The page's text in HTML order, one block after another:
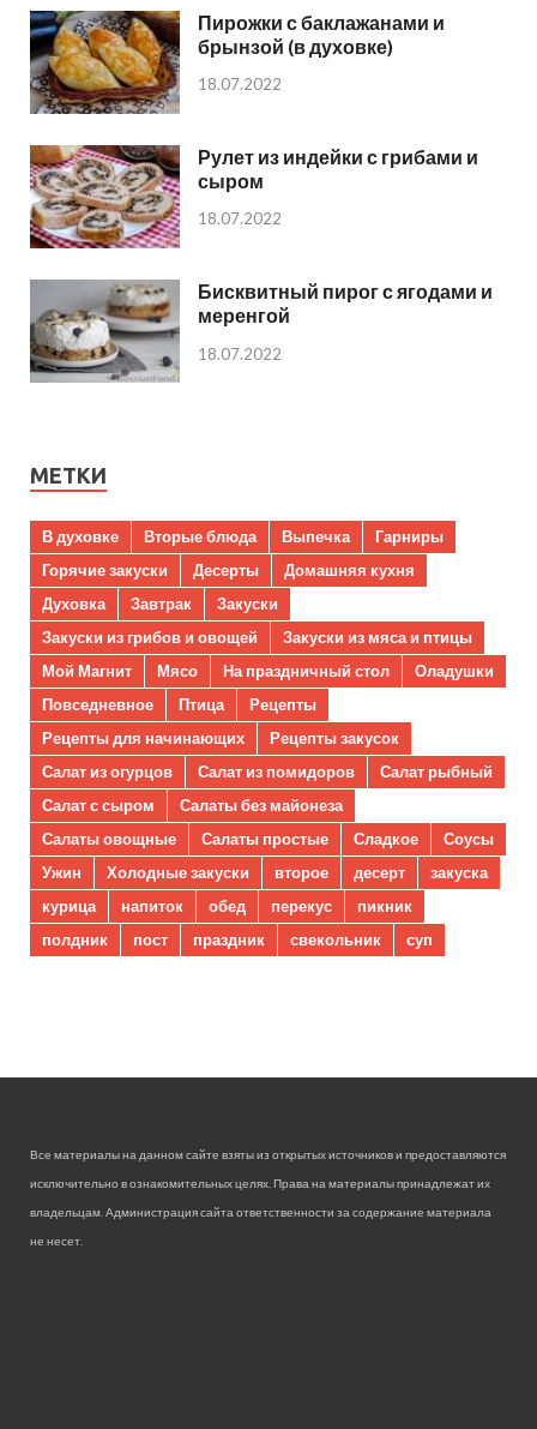
Пирожки с баклажанами и
брынзой (в духовке)
18.07.2022
Рулет из индейки с грибами и
сыром
18.07.2022
Бисквитный пирог с ягодами и
меренгой
18.07.2022
МЕТКИ
В духовке Вторые блюда Выпечка
Гарниры
Горячие закуски
Десерты
Домашняя кухня
Духовка
Завтрак
Закуски
Закуски из грибов и овощей
Закуски из мяса и птицы
Мой Магнит
Мясо На праздничный стол
Оладушки
Повседневное
Птица
Рецепты
Рецепты для начинающих
Рецепты закусок
Салат из огурцов
Салат из помидоров
Салат рыбный
Салат с сыром
Салаты без майонеза
Салаты овощные
Салаты простые Сладкое
Соусы
Ужин
Холодные закуски второе десерт
закуска
курица
напиток обед перекус
пикник
полдник
пост праздник свекольник суп
Все материалы на данном сайте взяты из открытых источников и предоставляются
исключительно в ознакомительных целях. Права на материалы принадлежат их
владельцам. Администрация сайта ответственности за содержание материала
не несет.